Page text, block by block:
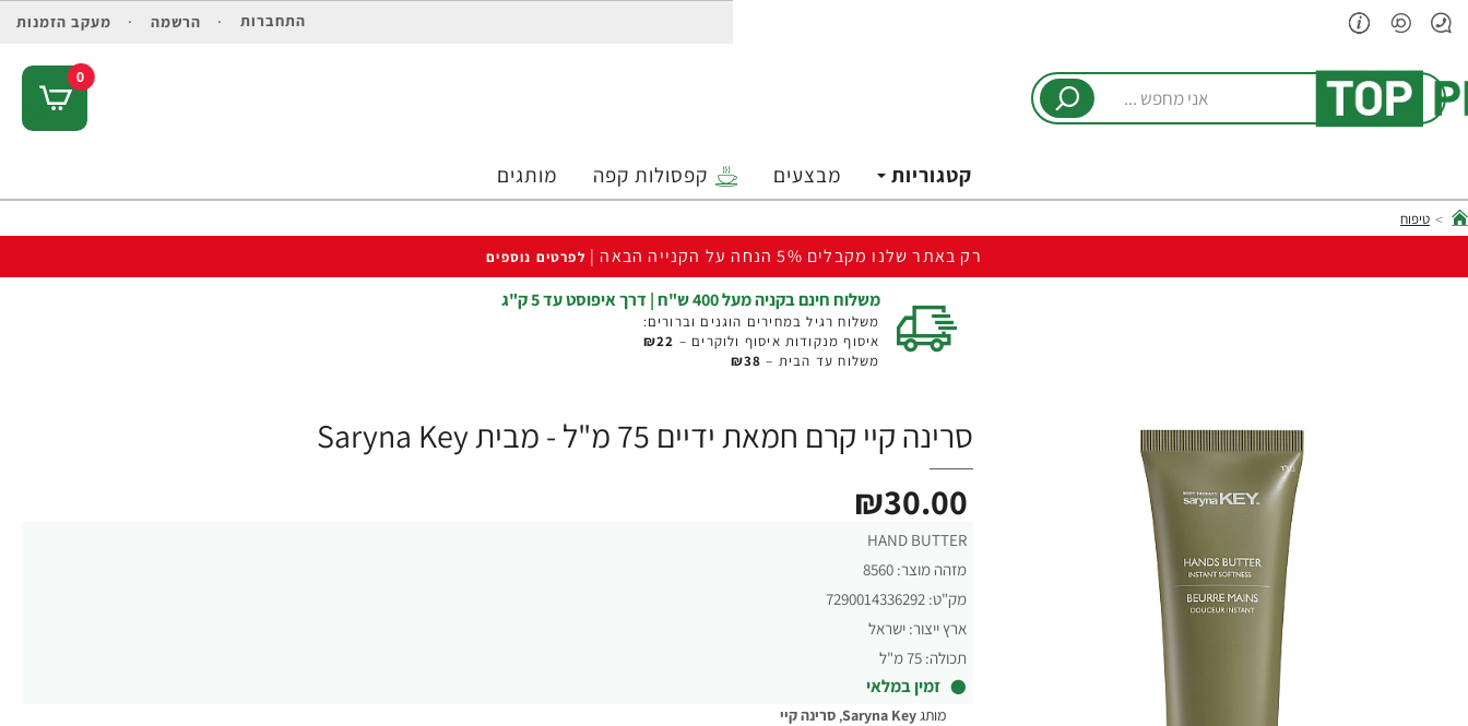
התחברות הרשמה מעקב הזמנות
מחפש
0
קטגוריות מבצעים קפסולות קפה מותגים
home
טיפוח
רק באתר שלנו מקבלים 5% הנחה על הקנייה הבאה | לפרטים נוספים
משלוח חינם בקניה מעל 400 ש"ח | דרך איפוסט עד 5 ק"ג
משלוח רגיל במחירים הוגנים וברורים:
איסוף מנקודות איסוף ולוקרים – ₪22
משלוח עד הבית – ₪38
סרינה קיי קרם חמאת ידיים 75 מ"ל - מבית Saryna Key
HAND BUTTER
מזהה מוצר: 8560
מק"ט: 7290014336292
ארץ ייצור: ישראל
תכולה: 75 מ"ל
זמין במלאי
₪30.00
מותגSaryna Key
, סרינה קיי